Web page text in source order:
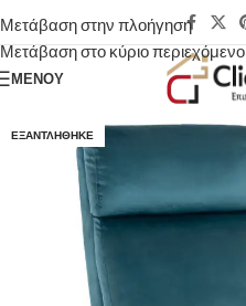
Μετάβαση στην πλοήγηση
Μετάβαση στο κύριο περιεχόμενο
ΜΕΝΟΎ
ΕΞΑΝΤΛΉΘΗΚΕ